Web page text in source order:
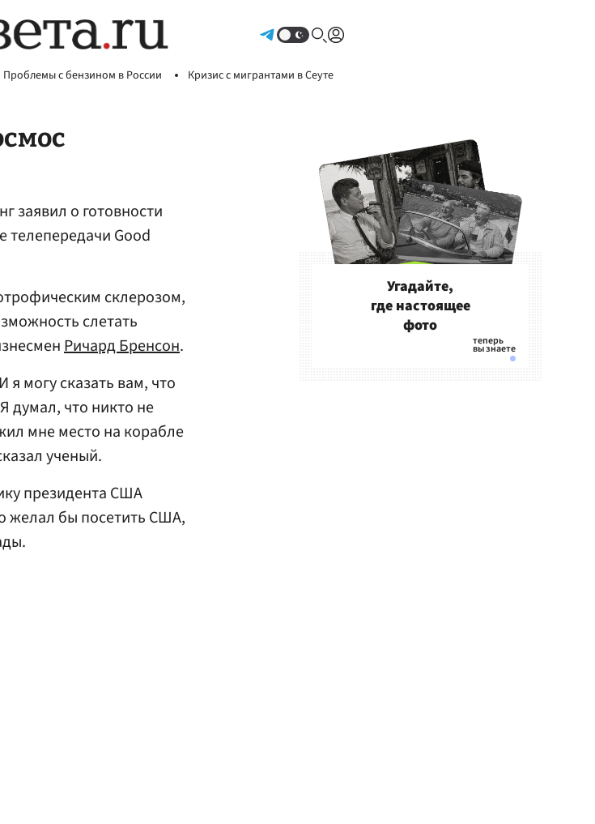
Проблемы с бензином в России Кризис с мигрантами в Сеуте
заявил о готовности
телепередачи Good
склерозом,
слетать
Ричард Бренсон.
могу сказать вам, что
думал, что никто не
мне место на корабле
ученый.
президента США
желал бы посетить США,
Угадайте,
где настоящее
фото